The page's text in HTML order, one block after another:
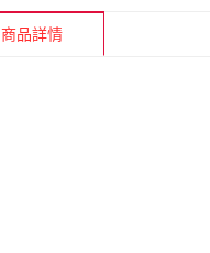
商品詳情